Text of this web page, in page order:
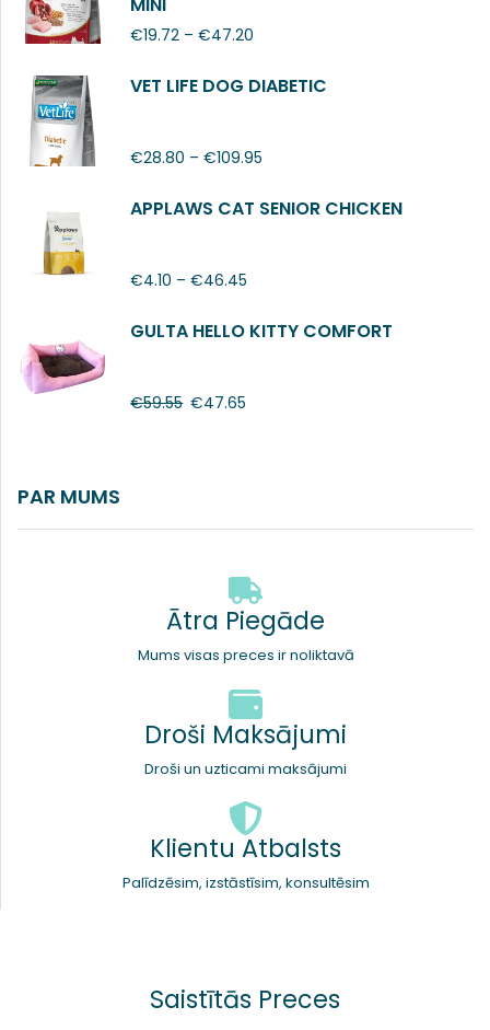
€19.72 – €47.20
VET LIFE DOG DIABETIC
€28.80 – €109.95
APPLAWS CAT SENIOR CHICKEN
€4.10 – €46.45
GULTA HELLO KITTY COMFORT
€59.55 €47.65
PAR MUMS
Ātra Piegāde
Mums visas preces ir noliktavā
Droši Maksājumi
Droši un uzticami maksājumi
Klientu Atbalsts
Palīdzēsim, izstāstīsim, konsultēsim
Saistītās Preces